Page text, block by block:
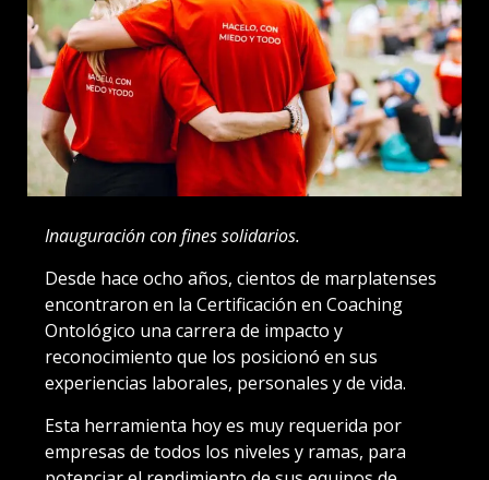
Inauguración con fines solidarios.
Desde hace ocho años, cientos de marplatenses
encontraron en la Certificación en Coaching
Ontológico una carrera de impacto y
reconocimiento que los posicionó en sus
experiencias laborales, personales y de vida.
Esta herramienta hoy es muy requerida por
empresas de todos los niveles y ramas, para